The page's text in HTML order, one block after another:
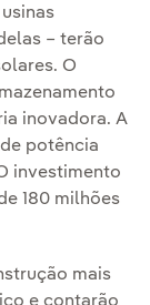
– terão
O
inovadora. A
potência
investimento
180 milhões
mais